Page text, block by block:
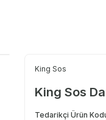
King Sos
King Sos
Tedarikçi Ürün